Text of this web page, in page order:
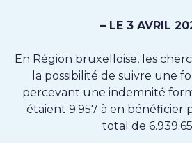
– LE 3 AVRIL
En Région bruxelloise, les
la possibilité de suivre une
percevant une indemnité
étaient 9.957 à en
total de